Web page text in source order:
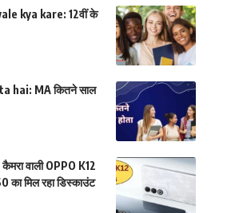
kya kare: 12वीं के
hai: MA कितने साल
वाली OPPO K12
का मिल रहा डिस्काउंट